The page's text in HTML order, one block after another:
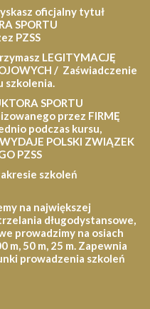
oficjalny tytuł
SPORTU
PZSS
LEGITYMACJĘ
/ Zaświadczenie
szkolenia.
SPORTU
przez FIRMĘ
podczas kursu,
POLSKI ZWIĄZEK
PZSS
szkoleń
na największej
długodystansowe,
prowadzimy na osiach
m, 50 m, 25 m. Zapewnia
prowadzenia szkoleń